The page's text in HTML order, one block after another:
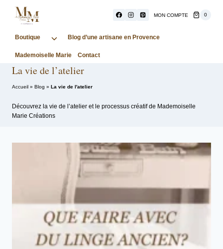
contenu
MON COMPTE 0
Boutique
Ouvrir/fermer
menu
enfant
Blog d’une artisane en Provence
Mademoiselle Marie Contact
La vie de l’atelier
Accueil » Blog » La vie de l'atelier
Découvrez la vie de l’atelier et le processus créatif de Mademoiselle
Marie Créations